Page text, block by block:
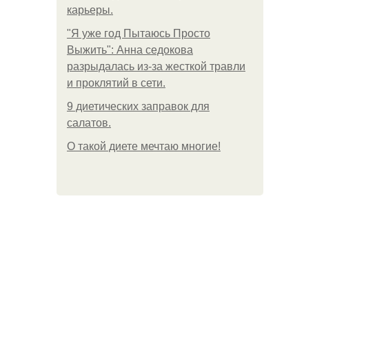
карьеры.
"Я уже год Пытаюсь Просто
Выжить": Анна седокова
разрыдалась из-за жесткой травли
и проклятий в сети.
9 диетических заправок для
салатов.
О такой диете мечтаю многие!